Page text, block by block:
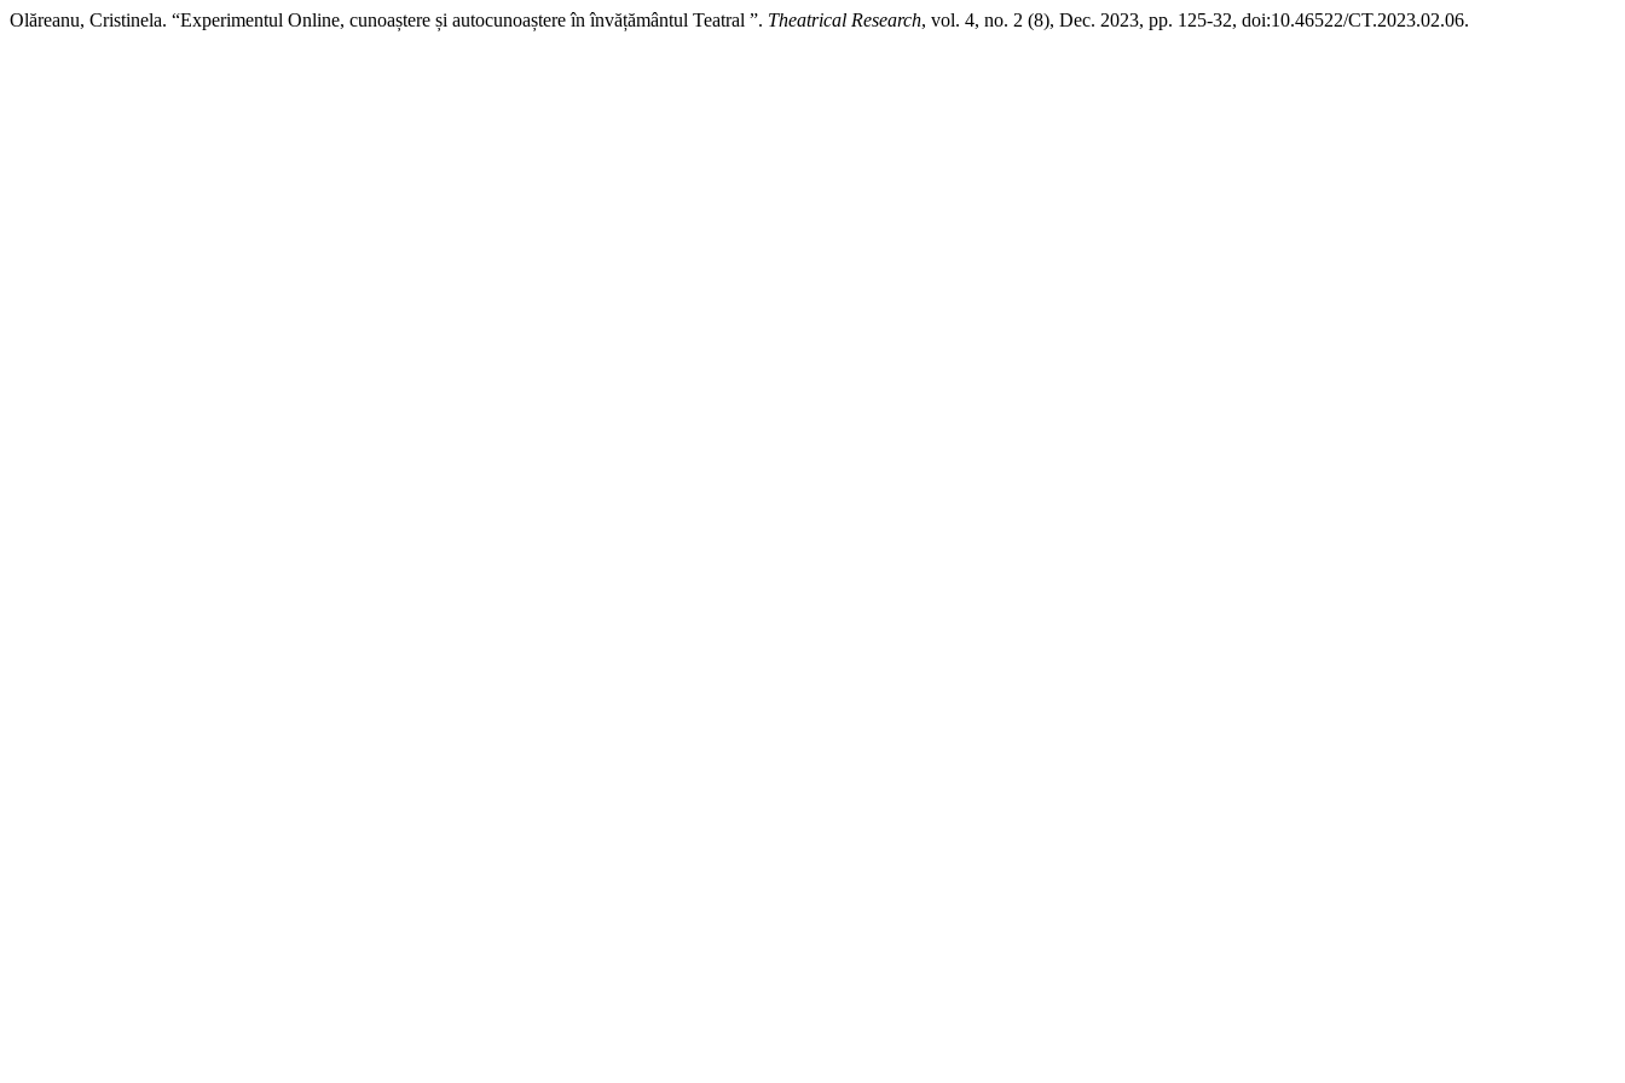
Olăreanu, Cristinela. “Experimentul Online, cunoaștere și autocunoaștere în învățământul Teatral ”. Theatrical Research, vol. 4, no. 2 (8), Dec. 2023, pp. 125-32, doi:10.46522/CT.2023.02.06.